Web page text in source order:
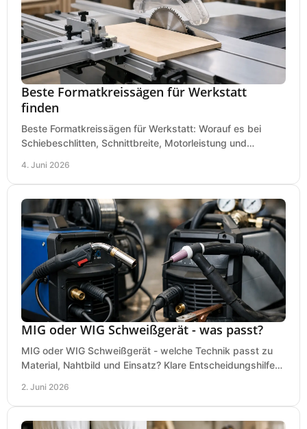
Beste Formatkreissägen für Werkstatt
finden
Beste Formatkreissägen für Werkstatt: Worauf es bei
Schiebeschlitten, Schnittbreite, Motorleistung und
4. Juni 2026
MIG oder WIG Schweißgerät - was passt?
MIG oder WIG Schweißgerät - welche Technik passt zu
Material, Nahtbild und Einsatz? Klare Entscheidungshilfe
2. Juni 2026